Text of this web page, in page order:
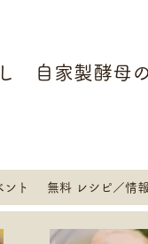
自家製酵母
ント 無料 レシピ／情報